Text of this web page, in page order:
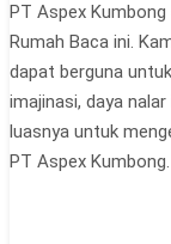
PT Aspex
Rumah Baca ini.
dapat berguna
imajinasi, daya
luasnya untuk
PT Aspex Kumbong.